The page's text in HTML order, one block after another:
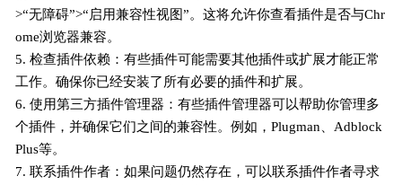
>“无障碍”>“启用兼容性视图”。这将允许你查看插件是否与Chr
ome浏览器兼容。
5. 检查插件依赖：有些插件可能需要其他插件或扩展才能正常
工作。确保你已经安装了所有必要的插件和扩展。
6. 使用第三方插件管理器：有些插件管理器可以帮助你管理多
个插件，并确保它们之间的兼容性。例如，Plugman、Adblock
Plus等。
7. 联系插件作者：如果问题仍然存在，可以联系插件作者寻求